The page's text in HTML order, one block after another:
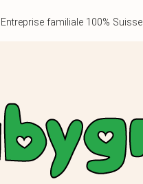
Entreprise familiale 100% Suisse